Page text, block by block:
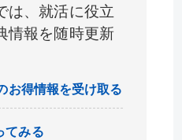
は、就活に役立
情報を随時更新
お得情報を受け取る
てみる